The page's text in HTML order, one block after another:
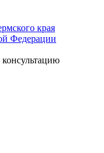
края
Федерации